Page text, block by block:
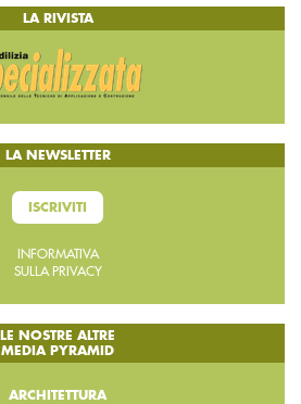
LA RIVISTA
LA NEWSLETTER
ISCRIVITI
INFORMATIVA
SULLA PRIVACY
LE NOSTRE ALTRE
MEDIA PYRAMID
ARCHITETTURA